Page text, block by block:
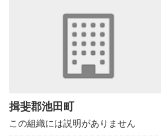
揖斐郡池田町
この組織には説明がありません